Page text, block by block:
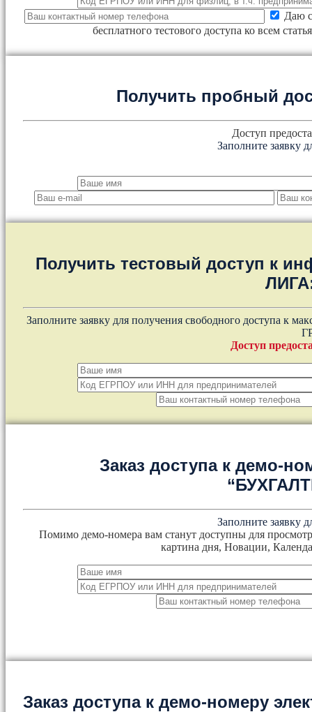
Даю
бесплатного тестового доступа ко всем
Получить пробный
Доступ
Заполните заявку
Получить тестовый доступ к
Заполните заявку для получения свободного доступа к
Доступ
Заказ доступа к демо-
Заполните заявку
Помимо демо-номера вам станут доступны для
картина дня, Новации,
Заказ доступа к демо-номеру